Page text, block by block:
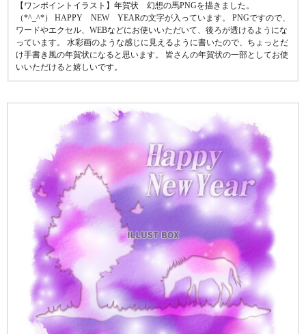
【ワンポイントイラスト】年賀状 幻想の馬PNGを描きました。
（*^_^*） HAPPY NEW YEARの文字が入っています。 PNGですので、
ワードやエクセル、WEBなどにお使いいただいて、後ろが透けるようにな
っています。 水彩画のような感じに見えるように書いたので、ちょっとだ
け手書き風の年賀状になると思います。 皆さんの年賀状の一部としてお使
いいただけると嬉しいです。